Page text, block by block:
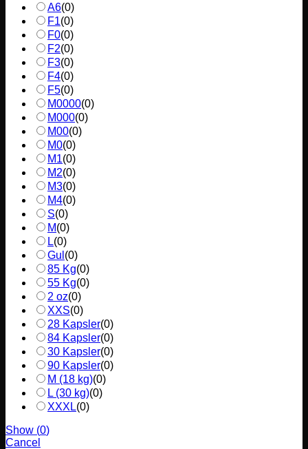
A6(0)
F1(0)
F0(0)
F2(0)
F3(0)
F4(0)
F5(0)
M0000(0)
M000(0)
M00(0)
M0(0)
M1(0)
M2(0)
M3(0)
M4(0)
S(0)
M(0)
L(0)
Gul (0)
85 Kg(0)
55 Kg(0)
2 oz(0)
XXS(0)
28 Kapsler(0)
84 Kapsler(0)
30 Kapsler(0)
90 Kapsler(0)
M (18 kg)(0)
L (30 kg)(0)
XXXL(0)
Show (0)
Cancel